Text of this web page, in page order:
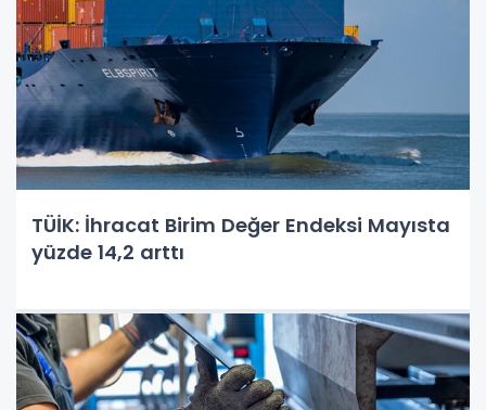
TÜİK: İhracat Birim Değer Endeksi Mayısta
yüzde 14,2 arttı